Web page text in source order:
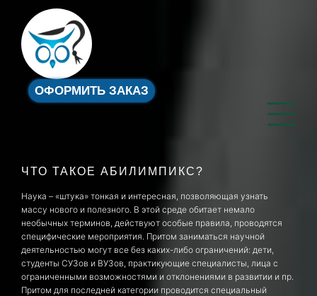
ОФОРМИТЬ ЗАКАЗ
ЧТО ТАКОЕ АБИЛИМПИКС?
Наука – «штука» тонкая и интересная, позволяющая узнать
массу нового и полезного. В этой среде обитает немало
необычных терминов, действуют особые правила, проводятся
специфические мероприятия. Притом заниматься научной
деятельностью могут все без каких-либо ограничений: дети,
студенты СУЗов и ВУЗов, практикующие специалисты, лица с
ограниченными возможностями и отклонениями в развитии и пр.
Притом для последней категории проводится специальный